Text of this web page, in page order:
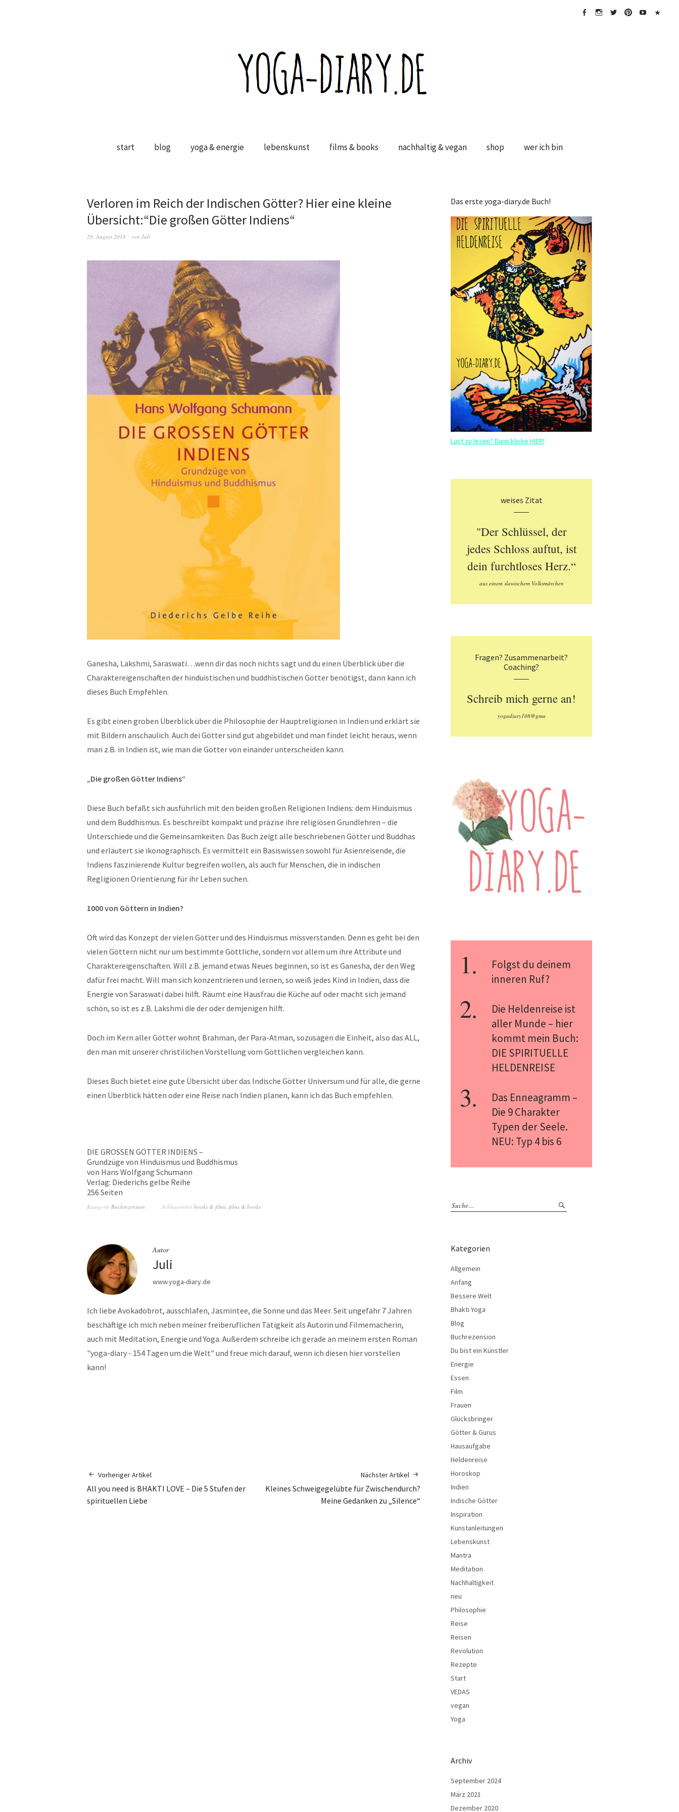
start blog yoga & energie lebenskunst films & books nachhaltig & vegan shop wer ich bin
Verloren im Reich der Indischen Götter? Hier eine kleine
Übersicht:“Die großen Götter Indiens“
29. August 2018 von Juli
Ganesha, Lakshmi, Saraswati…wenn dir das noch nichts sagt und du einen Überblick über die
Charaktereigenschaften der hinduistischen und buddhistischen Götter benötigst, dann kann ich
dieses Buch Empfehlen.
Es gibt einen groben Überblick über die Philosophie der Hauptreligionen in Indien und erklärt sie
mit Bildern anschaulich. Auch dei Götter sind gut abgebildet und man findet leicht heraus, wenn
man z.B. in Indien ist, wie man die Götter von einander unterscheiden kann.
„Die großen Götter Indiens“
Diese Buch befaßt sich ausführlich mit den beiden großen Religionen Indiens: dem Hinduismus
und dem Buddhismus. Es beschreibt kompakt und präzise ihre religiösen Grundlehren – die
Unterschiede und die Gemeinsamkeiten. Das Buch zeigt alle beschriebenen Götter und Buddhas
und erläutert sie ikonographisch. Es vermittelt ein Basiswissen sowohl für Asienreisende, die
Indiens faszinierende Kultur begreifen wollen, als auch für Menschen, die in indischen
Regligionen Orientierung für ihr Leben suchen.
1000 von Göttern in Indien?
Oft wird das Konzept der vielen Götter und des Hinduismus missverstanden. Denn es geht bei den
vielen Göttern nicht nur um bestimmte Göttliche, sondern vor allem um ihre Attribute und
Charaktereigenschaften. Will z.B. jemand etwas Neues beginnen, so ist es Ganesha, der den Weg
dafür frei macht. Will man sich konzentrieren und lernen, so weiß jedes Kind in Indien, dass die
Energie von Saraswati dabei hilft. Räumt eine Hausfrau die Küche auf oder macht sich jemand
schön, so ist es z.B. Lakshmi die der oder demjenigen hilft.
Doch im Kern aller Götter wohnt Brahman, der Para-Atman, sozusagen die Einheit, also das ALL,
den man mit unserer christilichen Vorstellung vom Göttlichen vergleichen kann.
Dieses Buch bietet eine gute Übersicht über das Indische Götter Universum und für alle, die gerne
einen Überblick hätten oder eine Reise nach Indien planen, kann ich das Buch empfehlen.
DIE GROSSEN GÖTTER INDIENS –
Grundzüge von Hinduismus und Buddhismus
von Hans Wolfgang Schumann
Verlag: Diederichs gelbe Reihe
256 Seiten
Kategorie Buchrezension Schlagwörterbooks & films, films & books
Autor
Juli
www.yoga-diary.de
Ich liebe Avokadobrot, ausschlafen, Jasmintee, die Sonne und das Meer. Seit ungefähr 7 Jahren
beschäftige ich mich neben meiner freiberuflichen Tätigkeit als Autorin und Filmemacherin,
auch mit Meditation, Energie und Yoga. Außerdem schreibe ich gerade an meinem ersten Roman
"yoga-diary - 154 Tagen um die Welt" und freue mich darauf, wenn ich diesen hier vorstellen
kann!
Vorheriger Artikel
All you need is BHAKTI LOVE – Die 5 Stufen der
spirituellen Liebe
Nächster Artikel
Kleines Schweigegelübte für Zwischendurch?
Meine Gedanken zu „Silence“
Das erste yoga-diary.de Buch!
Lust zu lesen? Dann klicke HIER!
weises Zitat
"Der Schlüssel, der
jedes Schloss auftut, ist
dein furchtloses Herz.“
aus einem slawischem Volksmärchen
Fragen? Zusammenarbeit?
Coaching?
Schreib mich gerne an!
yogadiary108@gma
Folgst du deinem
inneren Ruf?
Die Heldenreise ist
aller Munde – hier
kommt mein Buch:
DIE SPIRITUELLE
HELDENREISE
Das Enneagramm –
Die 9 Charakter
Typen der Seele.
NEU: Typ 4 bis 6
Kategorien
Allgemein
Anfang
Bessere Welt
Bhakti Yoga
Blog
Buchrezension
Du bist ein Künstler
Energie
Essen
Film
Frauen
Glücksbringer
Götter & Gurus
Hausaufgabe
Heldenreise
Horoskop
Indien
Indische Götter
Inspiration
Kunstanleitungen
Lebenskunst
Mantra
Meditation
Nachhaltigkeit
neu
Philosophie
Reise
Reisen
Revolution
Rezepte
Start
VEDAS
vegan
Yoga
Archiv
September 2024
März 2021
Dezember 2020